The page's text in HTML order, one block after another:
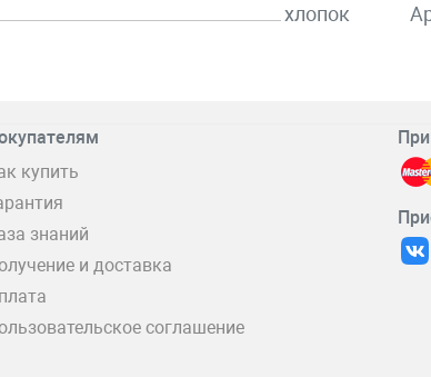
хлопок
купить
знаний
и доставка
соглашение